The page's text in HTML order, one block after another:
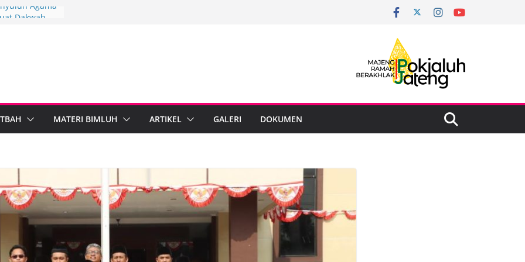
Agama
Penyuluh
Brebes
MATERI BIMLUH ARTIKEL GALERI DOKUMEN